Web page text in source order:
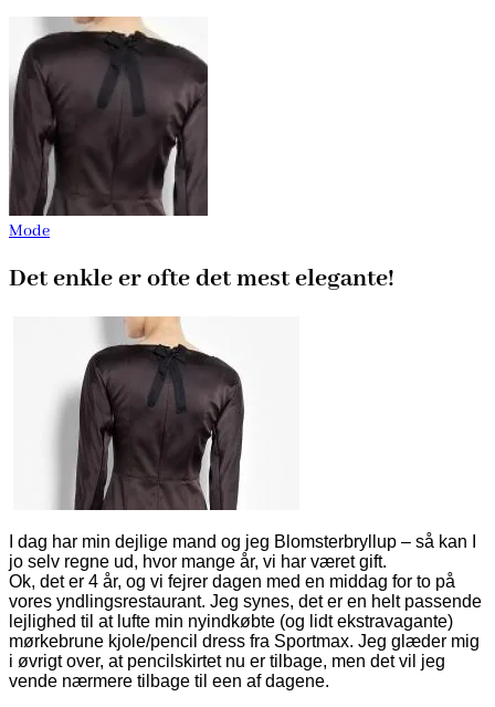
Mode
Det enkle er ofte det mest elegante!
I dag har min dejlige mand og jeg Blomsterbryllup – så kan I
jo selv regne ud, hvor mange år, vi har været gift.
Ok, det er 4 år, og vi fejrer dagen med en middag for to på
vores yndlingsrestaurant. Jeg synes, det er en helt passende
lejlighed til at lufte min nyindkøbte (og lidt ekstravagante)
mørkebrune kjole/pencil dress fra Sportmax. Jeg glæder mig
i øvrigt over, at pencilskirtet nu er tilbage, men det vil jeg
vende nærmere tilbage til een af dagene.